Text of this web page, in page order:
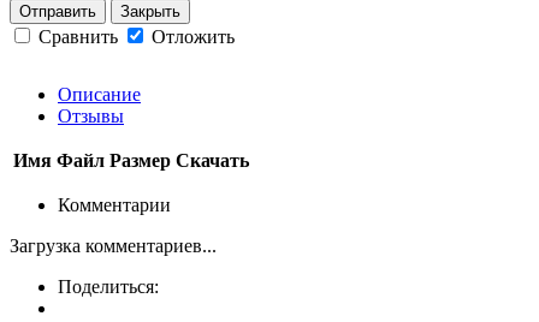
Отправить Закрыть
Сравнить Отложить
Описание
Отзывы
Имя Файл Размер Скачать
Комментарии
Загрузка комментариев...
Поделиться: